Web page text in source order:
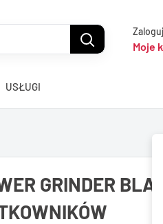
Moje
USŁUGI
GRINDER